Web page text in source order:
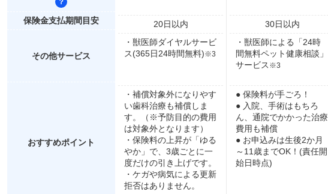
保険金支払期間目安
その他サービス
おすすめポイント
20日以内
・獣医師ダイヤルサービ
ス(365日24時間無料)※3
・補償対象外になりやす
い歯科治療も補償しま
す。（※予防目的の費用
は対象外となります）
・保険料の上昇が「ゆる
やか」で、3歳ごとに一
度だけの引き上げです。
・ケガや病気による更新
拒否はありません。
30日以内
・獣医師による「24時
間無料ペット健康相談」
サービス ※3
● 保険料が手ごろ！
● 入院、手術はもちろ
ん、通院でかかった治療
費用も補償
● お申込みは生後2か月
～11歳までOK！(責任開
始日時点)